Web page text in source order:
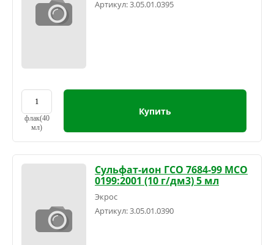
Артикул:3.05.01.0395
флак(40
мл)
Купить
Сульфат-ион ГСО 7684-99 МСО
0199:2001 (10 г/дм3) 5 мл
Экрос
Артикул:3.05.01.0390